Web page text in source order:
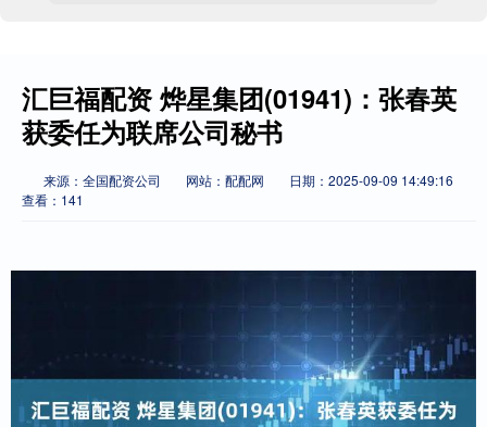
汇巨福配资 烨星集团(01941)：张春英
获委任为联席公司秘书
来源：全国配资公司 网站：配配网
日期：2025-09-09 14:49:16
查看：141